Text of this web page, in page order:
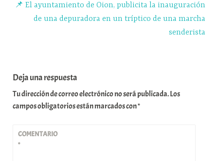
📌 El ayuntamiento de Oion, publicita la inauguración
de una depuradora en un tríptico de una marcha
senderista
Deja una respuesta
Tu dirección de correo electrónico no será publicada.Los
campos obligatorios están marcados con*
COMENTARIO
*